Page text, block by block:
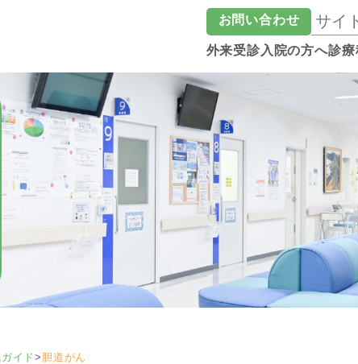
お問い合わせ
外来受診入院の方へ診療
イド> 胆道がん